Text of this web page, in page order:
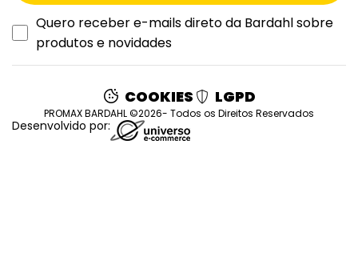
Quero receber e-mails direto da Bardahl sobre
produtos e novidades
COOKIES LGPD
PROMAX BARDAHL ©2026- Todos os Direitos Reservados
Desenvolvido por: